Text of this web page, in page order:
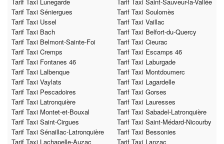
Tarif Taxi Séniergues
Tarif Taxi Soulomès
Tarif Taxi Ussel
Tarif Taxi Vaillac
Tarif Taxi Bach
Tarif Taxi Belfort-du-Quercy
Tarif Taxi Belmont-Sainte-Foi
Tarif Taxi Cieurac
Tarif Taxi Cremps
Tarif Taxi Escamps 46
Tarif Taxi Fontanes 46
Tarif Taxi Laburgade
Tarif Taxi Lalbenque
Tarif Taxi Montdoumerc
Tarif Taxi Vaylats
Tarif Taxi Lagardelle
Tarif Taxi Pescadoires
Tarif Taxi Gorses
Tarif Taxi Latronquière
Tarif Taxi Lauresses
Tarif Taxi Montet-et-Bouxal
Tarif Taxi Sabadel-Latronquière
Tarif Taxi Saint-Cirgues
Tarif Taxi Saint-Médard-Nicourby
Tarif Taxi Sénaillac-Latronquière
Tarif Taxi Bessonies
Tarif Taxi Lachapelle-Auzac
Tarif Taxi Lanzac